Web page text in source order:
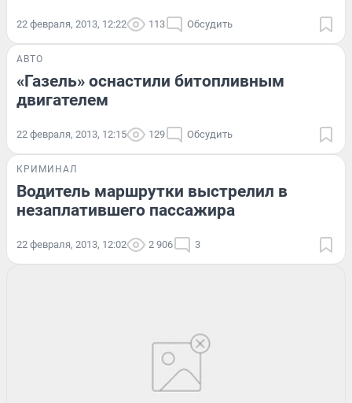
22 февраля, 2013, 12:22 113 Обсудить
АВТО
«Газель» оснастили битопливным
двигателем
22 февраля, 2013, 12:15 129 Обсудить
КРИМИНАЛ
Водитель маршрутки выстрелил в
незаплатившего пассажира
22 февраля, 2013, 12:02 2 906 3